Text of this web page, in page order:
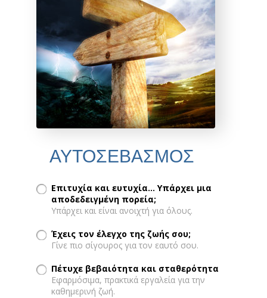
ΑΥΤΟΣΕΒΑΣΜΟΣ
Επιτυχία και ευτυχία... Υπάρχει μια
αποδεδειγμένη πορεία;
Υπάρχει και είναι ανοιχτή για όλους.
Έχεις τον έλεγχο της ζωής σου;
Γίνε πιο σίγουρος για τον εαυτό σου.
Πέτυχε βεβαιότητα και σταθερότητα
Εφαρμόσιμα, πρακτικά εργαλεία για την
καθημερινή ζωή.